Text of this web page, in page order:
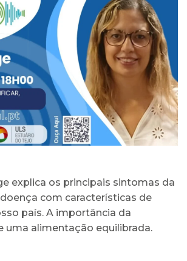
explica os principais sintomas da
com características de
país. A importância da
uma alimentação equilibrada.